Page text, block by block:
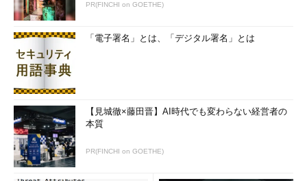
PR(FINCHI on GOETHE)
「電子署名」とは、「デジタル署名」とは
【見城徹×藤田晋】AI時代でも変わらない経営者の
本質
PR(FINCHI on GOETHE)